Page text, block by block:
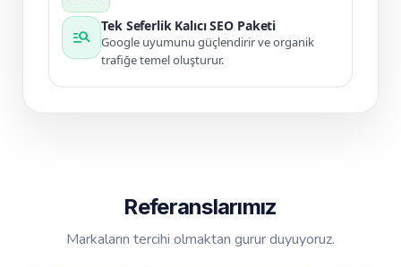
manage_search
Tek Seferlik Kalıcı SEO Paketi
Google uyumunu güçlendirir ve organik
trafiğe temel oluşturur.
Referanslarımız
Markaların tercihi olmaktan gurur duyuyoruz.